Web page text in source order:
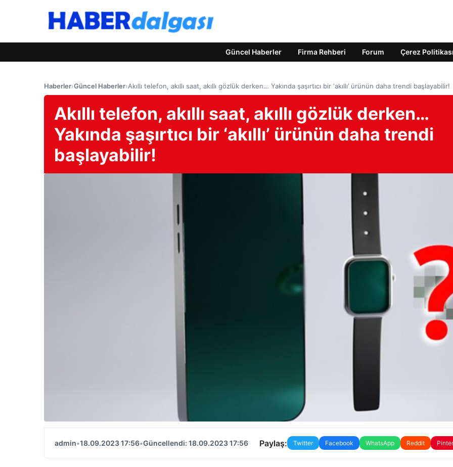
Güncel Haberler Firma Rehberi Forum Çerez Politikası
Haberler›Güncel Haberler›Akıllı telefon, akıllı saat, akıllı gözlük derken… Yakında şaşırtıcı bir ‘akıllı’ ürünün daha trendi başlayabilir!
Akıllı telefon, akıllı saat, akıllı gözlük derken…
Yakında şaşırtıcı bir ‘akıllı’ ürünün daha trendi
başlayabilir!
admin•18.09.2023 17:56•Güncellendi: 18.09.2023 17:56 Paylaş: Twitter Facebook WhatsApp Reddit